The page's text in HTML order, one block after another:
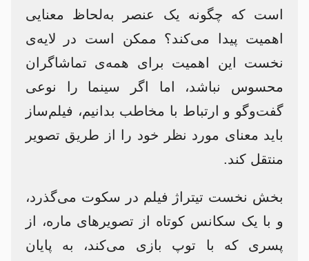
است که چگونه یک عنصر به‌لحاظ معنایی
اهمیت پیدا می‌کند؟ ممکن است در لایه‌ی
نخست این اهمیت برای همه‌ی تماشاگران
محسوس نباشد، اما اگر سینما را نوعی
گفت‌وگو و ارتباط با مخاطب بدانیم، فیلم‌ساز
باید معنای مورد نظر خود را از طریق تصویر
منتقل کند.
بخش نخست تیتراژ فیلم در سکوت می‌گذرد،
و با یک سکانس کوتاه از تصویرهای ماره، از
پسری که با توپ بازی می‌کند، به پایان